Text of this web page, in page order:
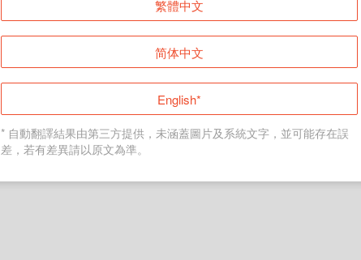
登入
返回首頁
繁體中文
简体中文
English*
* 自動翻譯結果由第三方提供，未涵蓋圖片及系統文字，並可能存在誤
差，若有差異請以原文為準。